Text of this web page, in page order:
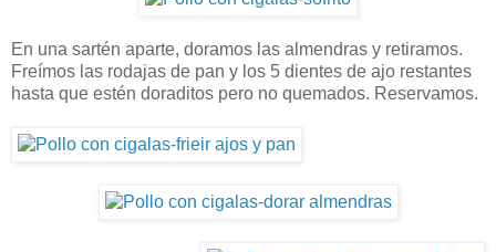
En una sartén aparte, doramos las almendras y retiramos.
Freímos las rodajas de pan y los 5 dientes de ajo restantes
hasta que estén doraditos pero no quemados. Reservamos.